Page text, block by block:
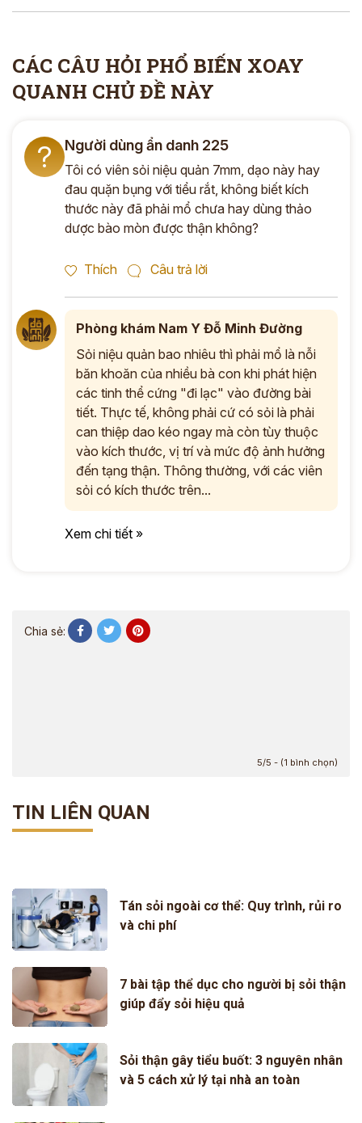
CÁC CÂU HỎI PHỔ BIẾN XOAY
QUANH CHỦ ĐỀ NÀY
? Người dùng ẩn danh 225
Tôi có viên sỏi niệu quản 7mm, dạo này hay
đau quặn bụng với tiểu rắt, không biết kích
thước này đã phải mổ chưa hay dùng thảo
dược bào mòn được thận không?
Thích Câu trả lời
Phòng khám Nam Y Đỗ Minh Đường
Sỏi niệu quản bao nhiêu thì phải mổ là nỗi
băn khoăn của nhiều bà con khi phát hiện
các tinh thể cứng "đi lạc" vào đường bài
tiết. Thực tế, không phải cứ có sỏi là phải
can thiệp dao kéo ngay mà còn tùy thuộc
vào kích thước, vị trí và mức độ ảnh hưởng
đến tạng thận. Thông thường, với các viên
sỏi có kích thước trên...
Xem chi tiết »
Chia sẻ:
5/5 - (1 bình chọn)
TIN LIÊN QUAN
Tán sỏi ngoài cơ thể: Quy trình, rủi ro
và chi phí
7 bài tập thể dục cho người bị sỏi thận
giúp đẩy sỏi hiệu quả
Sỏi thận gây tiểu buốt: 3 nguyên nhân
và 5 cách xử lý tại nhà an toàn